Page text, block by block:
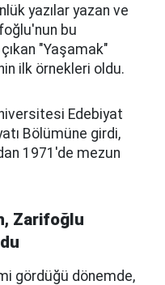
yazılar yazan ve
bu
"Yaşamak"
ilk örnekleri oldu.
Edebiyat
Bölümüne girdi,
1971'de mezun
Zarifoğlu
gördüğü dönemde,